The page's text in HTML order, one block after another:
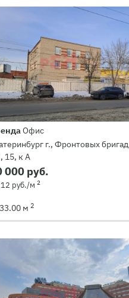
Офис
г., Фронтовых бригад
15, к А
000 руб.
руб./м 2
33.00 м 2